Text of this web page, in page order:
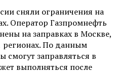
сняли ограничения на
Оператор Газпромнефть
на заправках в Москве,
регионах. По данным
смогут заправляться в
выполняться после